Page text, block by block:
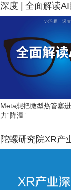
深度 | 全面解读AI
Meta想把微型热管塞
力“降温”
陀螺研究院XR产